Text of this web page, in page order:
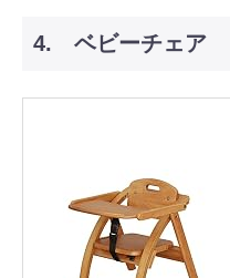
4. ベビーチェア